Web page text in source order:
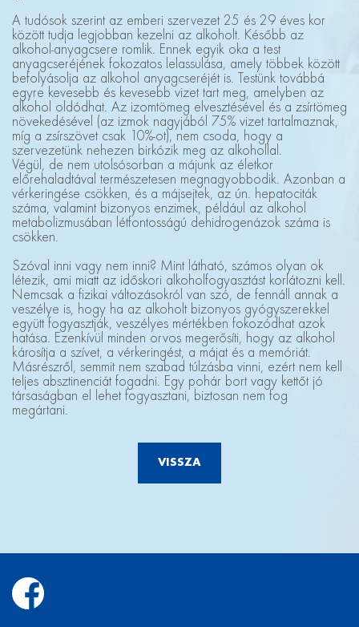
A tudósok szerint az emberi szervezet 25 és 29 éves kor
között tudja legjobban kezelni az alkoholt. Később az
alkohol-anyagcsere romlik. Ennek egyik oka a test
anyagcseréjének fokozatos lelassulása, amely többek között
befolyásolja az alkohol anyagcseréjét is. Testünk továbbá
egyre kevesebb és kevesebb vizet tart meg, amelyben az
alkohol oldódhat. Az izomtömeg elvesztésével és a zsírtömeg
növekedésével (az izmok nagyjából 75% vizet tartalmaznak,
míg a zsírszövet csak 10%-ot), nem csoda, hogy a
szervezetünk nehezen birkózik meg az alkohollal.
Végül, de nem utolsósorban a májunk az életkor
előrehaladtával természetesen megnagyobbodik. Azonban a
vérkeringése csökken, és a májsejtek, az ún. hepatociták
száma, valamint bizonyos enzimek, például az alkohol
metabolizmusában létfontosságú dehidrogenázok száma is
csökken.
Szóval inni vagy nem inni? Mint látható, számos olyan ok
létezik, ami miatt az időskori alkoholfogyasztást korlátozni kell.
Nemcsak a fizikai változásokról van szó, de fennáll annak a
veszélye is, hogy ha az alkoholt bizonyos gyógyszerekkel
együtt fogyasztják, veszélyes mértékben fokozódhat azok
hatása. Ezenkívül minden orvos megerősíti, hogy az alkohol
károsítja a szívet, a vérkeringést, a májat és a memóriát.
Másrészről, semmit nem szabad túlzásba vinni, ezért nem kell
teljes absztinenciát fogadni. Egy pohár bort vagy kettőt jó
társaságban el lehet fogyasztani, biztosan nem fog
megártani.
VISSZA